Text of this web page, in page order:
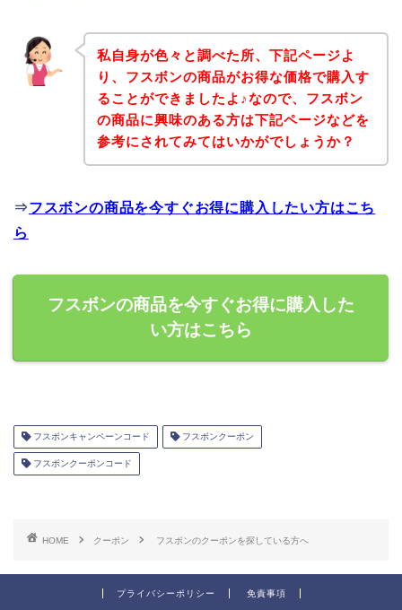
私自身が色々と調べた所、下記ページよ
り、フスボンの商品がお得な価格で購入す
ることができましたよ♪なので、フスボン
の商品に興味のある方は下記ページなどを
参考にされてみてはいかがでしょうか？
⇒フスボンの商品を今すぐお得に購入したい方はこち
ら
フスボンの商品を今すぐお得に購入した
い方はこちら
フスボンキャンペーンコード フスボンクーポン
フスボンクーポンコード
HOME クーポン フスボンのクーポンを探している方へ
プライバシーポリシー 免責事項